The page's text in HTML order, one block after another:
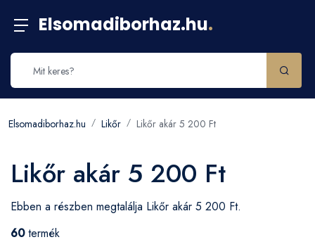
Elsomadiborhaz.hu.
Elsomadiborhaz.hu Likőr Likőr akár 5 200 Ft
Likőr akár 5 200 Ft
Ebben a részben megtalálja Likőr akár 5 200 Ft.
60termék